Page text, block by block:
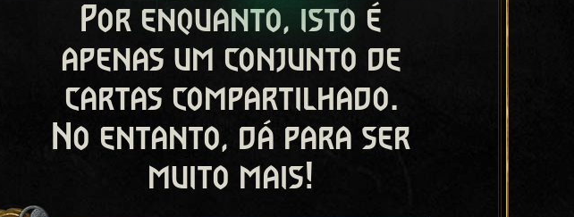
Por enquanto, isto é
apenas um conjunto de
cartas compartilhado.
No entanto, dá para ser
muito mais!